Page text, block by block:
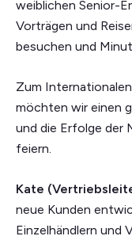
weiblichen Senior-
Vorträgen und
besuchen und
Zum
möchten wir einen
und die Erfolge der
feiern.
Kate
neue Kunden
Einzelhändlern und